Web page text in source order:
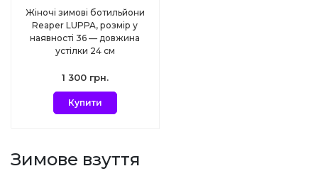
Жіночі зимові ботильйони
Reaper LUPPA, розмір у
наявності 36 — довжина
устілки 24 см
1 300 грн.
Купити
Зимове взуття